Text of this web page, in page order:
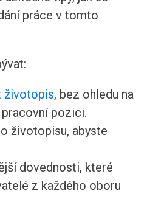
práce v tomto
životopis, bez ohledu na
pozici.
životopisu, abyste
dovednosti, které
z každého oboru